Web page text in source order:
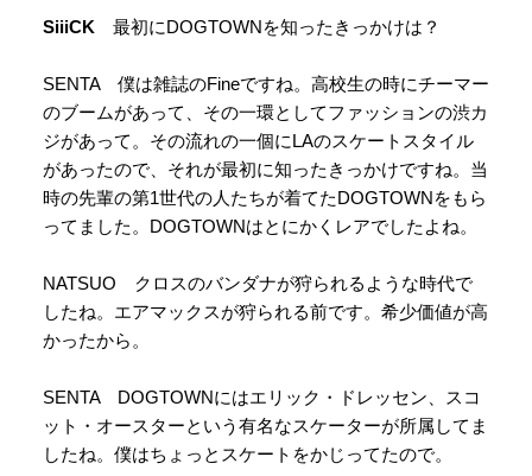
SiiiCK 最初にDOGTOWNを知ったきっかけは？
SENTA 僕は雑誌のFineですね。高校生の時にチーマー
のブームがあって、その一環としてファッションの渋カ
ジがあって。その流れの一個にLAのスケートスタイル
があったので、それが最初に知ったきっかけですね。当
時の先輩の第1世代の人たちが着てたDOGTOWNをもら
ってました。DOGTOWNはとにかくレアでしたよね。
NATSUO クロスのバンダナが狩られるような時代で
したね。エアマックスが狩られる前です。希少価値が高
かったから。
SENTA DOGTOWNにはエリック・ドレッセン、スコ
ット・オースターという有名なスケーターが所属してま
したね。僕はちょっとスケートをかじってたので。